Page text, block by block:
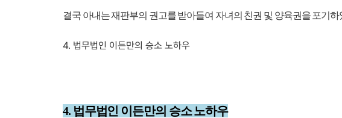
결국 아내는 재판부의 권고를 받아들여 자녀의 친권 및 양육권을 포기하
4. 법무법인 이든만의 승소 노하우
4. 법무법인 이든만의 승소 노하우